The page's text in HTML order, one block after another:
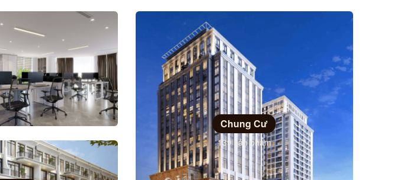
Chung Cư
139 sản phẩm